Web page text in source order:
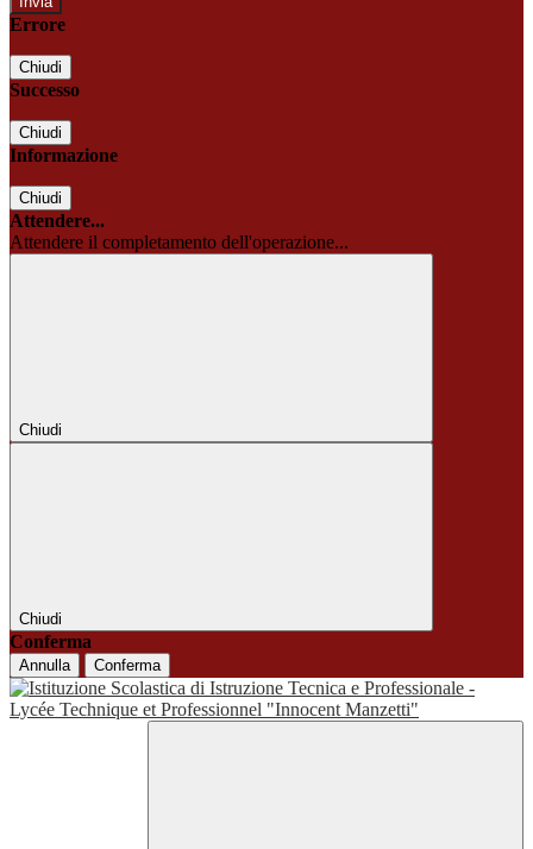
Errore
Chiudi
Successo
Chiudi
Informazione
Chiudi
Attendere...
Attendere il completamento dell'operazione...
Chiudi
Chiudi
Conferma
Annulla Conferma